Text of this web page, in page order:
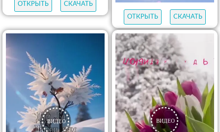
ОТКРЫТЬ СКАЧАТЬ
ОТКРЫТЬ СКАЧАТЬ